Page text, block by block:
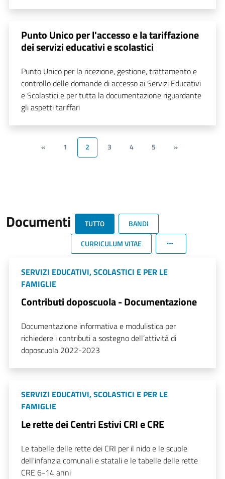
Punto Unico per l'accesso e la tariffazione
dei servizi educativi e scolastici
Punto Unico per la ricezione, gestione, trattamento e
controllo delle domande di accesso ai Servizi Educativi
e Scolastici e per tutta la documentazione riguardante
gli aspetti tariffari
« 1 2 3 4 5 »
Documenti TUTTO
BANDI
CURRICULUM VITAE
SERVIZI EDUCATIVI, SCOLASTICI E PER LE
FAMIGLIE
Contributi doposcuola - Documentazione
Documentazione informativa e modulistica per
richiedere i contributi a sostegno dell’attività di
doposcuola 2022-2023
SERVIZI EDUCATIVI, SCOLASTICI E PER LE
FAMIGLIE
Le rette dei Centri Estivi CRI e CRE
Le tabelle delle rette dei CRI per il nido e le scuole
dell'infanzia comunali e statali e le tabelle delle rette
CRE 6-14 anni